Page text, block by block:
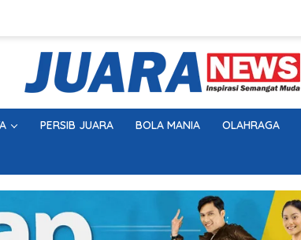
PERSIB JUARA BOLA MANIA OLAHRAGA